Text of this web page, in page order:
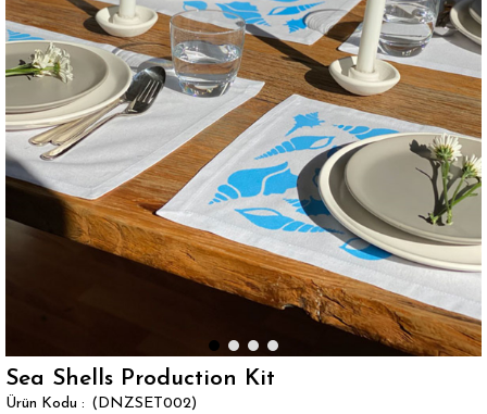
Sea Shells Production Kit
(DNZSET002)